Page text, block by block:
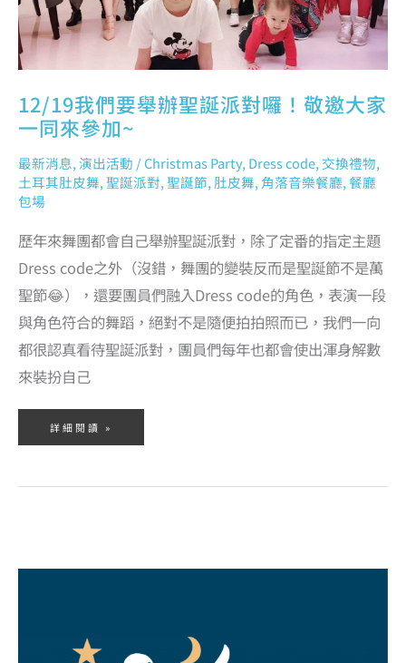
12/19我們要舉辦聖誕派對囉！敬邀大家
一同來參加~
最新消息,演出活動 /Christmas Party, Dress code, 交換禮物,
土耳其肚皮舞,聖誕派對,聖誕節, 肚皮舞, 角落音樂餐廳,餐廳
包場
歷年來舞團都會自己舉辦聖誕派對，除了定番的指定主題
Dress code之外（沒錯，舞團的變裝反而是聖誕節不是萬
聖節😂），還要團員們融入Dress code的角色，表演一段
與角色符合的舞蹈，絕對不是隨便拍拍照而已，我們一向
都很認真看待聖誕派對，團員們每年也都會使出渾身解數
來裝扮自己
~
詳細閱讀 »